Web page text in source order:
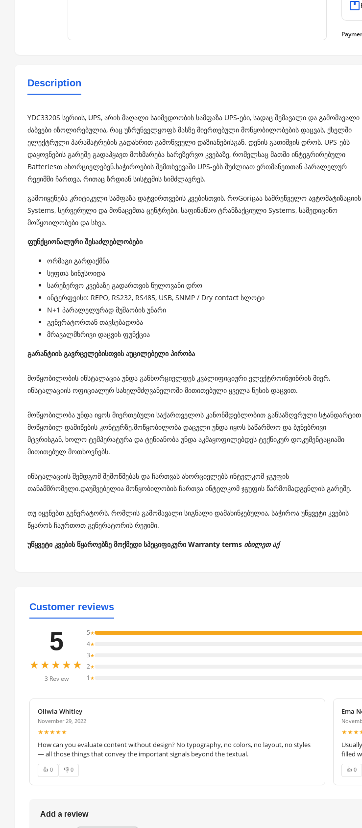
Description
YDC3320S სერიის, UPS, არის მაღალი საიმედოობის სამფაზა UPS-ები, სადაც შემავალი და გამომავალი
ძაბვები იზოლირებულია, რაც უზრუნველყოფს მასზე მიერთებული მოწყობილობების დაცვას, ქსელში
ელექტრული პარამატრების გადახრით გამოწვეული დაზიანებისგან. დენის გათიშვის დროს, UPS-ებს
დაყოვნების გარეშე გადაჰყავთ მოხმარება სარეზერვო კვებაზე, რომელსაც მათში ინტეგრირებული
Batteriesთ ახორციელებენ.საჭიროების შემთხვევაში UPS-ებს შუძლიათ ერთმანეთთან პარალელურ
რეჟიმში ჩართვა, რითაც ზრდიან სისტემის სიმძლავრეს.
გამოიყენება კრიტიკული სამფაზა დატვირთვების კვებისთვის, როGoriცაა სამრეწველო ავტომატიზაციის
Systems, სერვერული და მონაცემთა ცენტრები, საფინანსო ტრანზაქციული Systems, სამედიცინო
მოწყოილობები და სხვა.
ფუნქციონალური შესაძლებლობები
ორმაგი გარდაქმნა
სუფთა სინუსოიდა
სარეზერვო კვებაზე გადართვის ნულოვანი დრო
ინტერფეისი: REPO, RS232, RS485, USB, SNMP / Dry contact სლოტი
N+1 პარალელურად მუშაობის უნარი
გენერატორთან თავსებადობა
მრავალმხრივი დაცვის ფუნქცია
გარანტიის გავრცელებისთვის აუცილებელი პირობა
მოწყობილობის ინსტალაცია უნდა განხორციელდეს კვალიფიციური ელექტროინჟინრის მიერ,
ინსტალაციის ოფიციალურ სახელმძღვანელოში მითითებული ყველა წესის დაცვით.
მოწყობილობა უნდა იყოს მიერთებული საქართველოს კანონმდებლობით განსაზღვრული სტანდარტით
მოწყობილ დამიწების კონტურზე.მოწყობილობა დაცული უნდა იყოს საწარმოო და ბუნებრივი
მტვრისგან, ხოლო ტემპერატურა და ტენიანობა უნდა აკმაყოფილებდეს ტექნიკურ დოკუმენტაციაში
მითითებულ მოთხოვნებს.
ინსტალაციის შემდგომ შემოწმებას და ჩართვას ახორციელებს ინტელკომ ჯგუფის
თანამშრომელი.დაუშვებელია მოწყობილობის ჩართვა ინტელკომ ჯგუფის წარმომადგენლის გარეშე.
თუ იყენებთ გენერატორს, რომლის გამომავალი სიგნალი დამახინჯებულია, საჭიროა უწყვეტი კვების
წყაროს ჩაურთოთ გენერატორის რეჟიმი.
უწყვეტი კვების წყაროებზე მოქმედი სპეციფიკური Warranty terms იხილეთ აქ
Customer reviews
5
★★★★★
3 Review
5★
4★
3★
2★
1 ★
Oliwia Whitley
November 29, 2022
★★★★★
How can you evaluate content without design? No typography, no colors, no layout, no styles
— all those things that convey the important signals beyond the textual.
👍 0 👎 0
Ema
filled
👍 0
Add a review